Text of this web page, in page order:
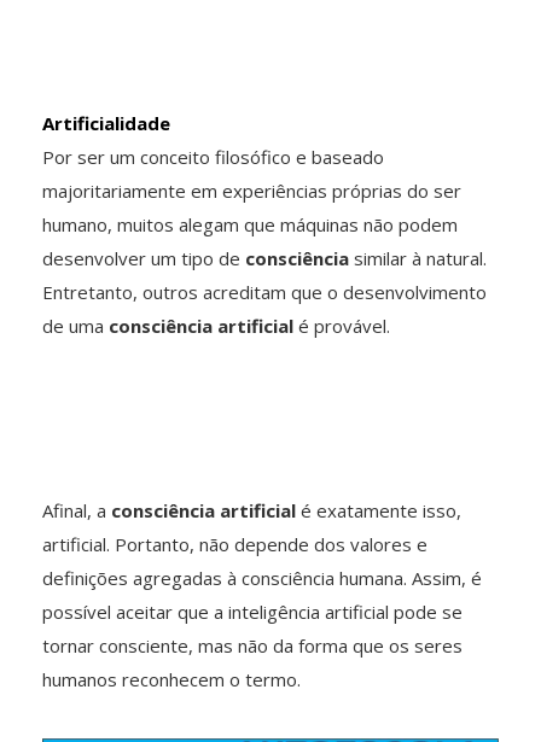
Artificialidade
Por ser um conceito filosófico e baseado
majoritariamente em experiências próprias do ser
humano, muitos alegam que máquinas não podem
desenvolver um tipo de consciência similar à natural.
Entretanto, outros acreditam que o desenvolvimento
de uma consciência artificial é provável.
Afinal, a consciência artificial é exatamente isso,
artificial. Portanto, não depende dos valores e
definições agregadas à consciência humana. Assim, é
possível aceitar que a inteligência artificial pode se
tornar consciente, mas não da forma que os seres
humanos reconhecem o termo.